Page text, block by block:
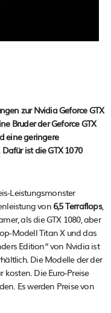
zur Nvidia Geforce GTX
Bruder der Geforce GTX
eine geringere
ist die GTX 1070
Leistungsmonster
von 6,5 Terraflops,
als die GTX 1080, aber
Modell Titan X und das
Edition“ von Nvidia ist
Die Modelle der der
kosten. Die Euro-Preise
Es werden Preise von